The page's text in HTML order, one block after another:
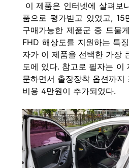
이 제품은 인터넷에 살펴보
품으로 평가받고 있었고, 15
구매가능한 제품군 중 드물
FHD 해상도를 지원하는 특
자가 이 제품을 선택한 가장
도에 있다. 참고로 필자는 이
문하면서 출장장착 옵션까지
비용 4만원이 추가되었다.